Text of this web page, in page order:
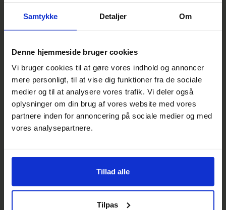
Samtykke Detaljer Om
Denne hjemmeside bruger cookies
Vi bruger cookies til at gøre vores indhold og annoncer
mere personligt, til at vise dig funktioner fra de sociale
medier og til at analysere vores trafik. Vi deler også
oplysninger om din brug af vores website med vores
partnere inden for annoncering på sociale medier og med
vores analysepartnere.
Tillad alle
Tilpas
Generalforsamling
Idrætscenter, Nørremarksvej 3, 8783 Hornsyld. Se
PRAKTISK INFORMATION
Se Status: Disse veje er en del af